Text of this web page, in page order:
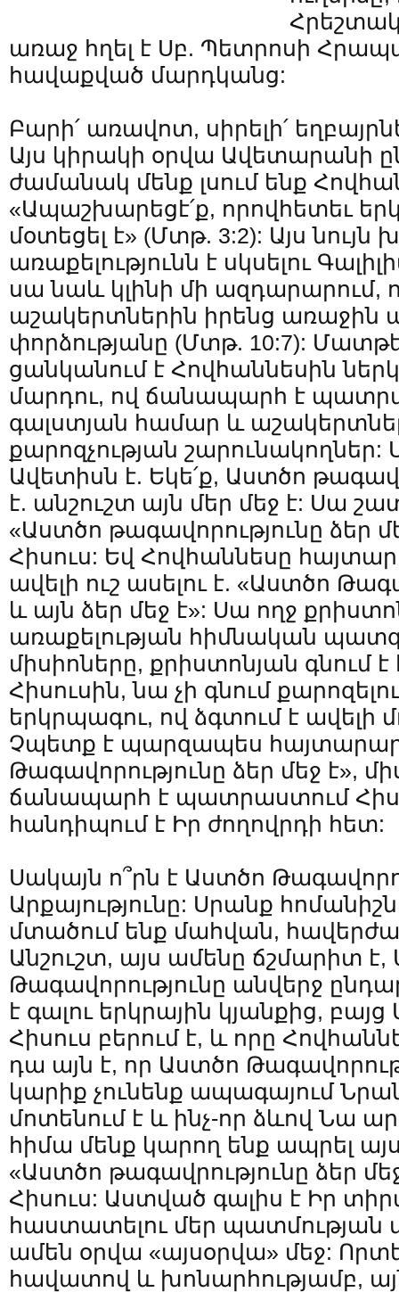
առաջ հղել է Սբ. Պետրոսի
հավաքված մարդկանց:
Բարի՛ առավոտ, սիրելի՛
Այս կիրակի օրվա Ավետարանի
ժամանակ մենք լսում ենք
«Ապաշխարեցէ՛ք, որովհետեւ
մօտեցել է» (Մտթ. 3:2): Այս նույն
առաքելությունն է սկսելու
սա նաև կլինի մի ազդարարում,
աշակերտներին իրենց առաջին
փորձությանը (Մտթ. 10:7):
ցանկանում է Հովհաննեսին
մարդու, ով ճանապարհ է
գալստյան համար և
քարոզչության շարունակողներ:
Ավետիսն է. Եկե՛ք, Աստծո
է. անշուշտ այն մեր մեջ է: Սա
«Աստծո թագավորությունը ձեր
Հիսուս: Եվ Հովհաննեսը
ավելի ուշ ասելու է. «Աստծո
և այն ձեր մեջ է»: Սա ողջ
առաքելության հիմնական
միսիոները, քրիստոնյան գնում է
Հիսուսին, նա չի գնում
երկրպագու, ով ձգտում է ավելի
Չպետք է պարզապես
Թագավորությունը ձեր մեջ է»,
ճանապարհ է պատրաստում
հանդիպում է Իր ժողովրդի հետ:
Սակայն ո՞րն է Աստծո
Արքայությունը: Սրանք
մտածում ենք մահվան,
Անշուշտ, այս ամենը ճշմարիտ
Թագավորությունը անվերջ
է գալու երկրային կյանքից,
Հիսուս բերում է, և որը
դա այն է, որ Աստծո
կարիք չունենք ապագայում
մոտենում է և ինչ-որ ձևով Նա
հիմա մենք կարող ենք ապրել
«Աստծո թագավրությունը ձեր
Հիսուս: Աստված գալիս է Իր
հաստատելու մեր պատմության
ամեն օրվա «այսօրվա» մեջ:
հավատով և խոնարհությամբ,